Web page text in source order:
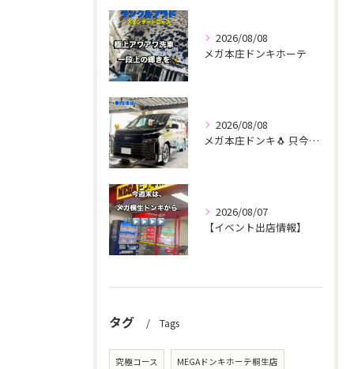
2026/08/08
メガ本庄ドンキホーテ
2026/08/08
メガ本庄ドンキ🐧 只今イベント出店中🎶 ヴォクシー ご新規様...
2026/08/07
【イベント出店情報】
タグ Tags
究極コース MEGAドンキホーテ桐生店